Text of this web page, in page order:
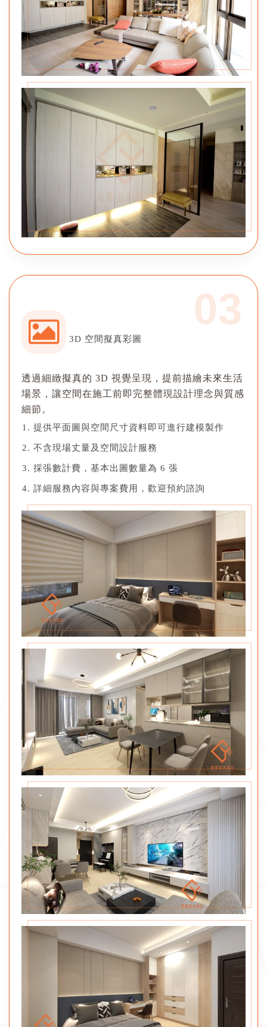
3D 空間擬真彩圖
透過細緻擬真的 3D 視覺呈現，提前描繪未來生活
場景，讓空間在施工前即完整體現設計理念與質感
細節。
提供平面圖與空間尺寸資料即可進行建模製作
不含現場丈量及空間設計服務
採張數計費，基本出圖數量為 6 張
詳細服務內容與專案費用，歡迎預約諮詢
03